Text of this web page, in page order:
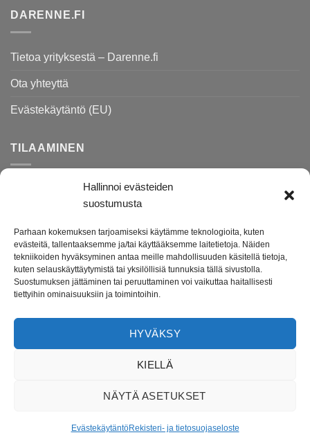
Hallinnoi evästeiden
suostumusta
Parhaan kokemuksen tarjoamiseksi käytämme teknologioita, kuten
evästeitä, tallentaaksemme ja/tai käyttääksemme laitetietoja. Näiden
tekniikoiden hyväksyminen antaa meille mahdollisuuden käsitellä tietoja,
kuten selauskäyttäytymistä tai yksilöllisiä tunnuksia tällä sivustolla.
Suostumuksen jättäminen tai peruuttaminen voi vaikuttaa haitallisesti
tiettyihin ominaisuuksiin ja toimintoihin.
HYVÄKSY
KIELLÄ
NÄYTÄ ASETUKSET
EvästekäytäntöRekisteri- ja tietosuojaseloste
DARENNE.FI
Tietoa yrityksestä – Darenne.fi
Ota yhteyttä
Evästekäytäntö (EU)
TILAAMINEN
Rekisteri- ja tietosuojaseloste
Palautusohjeet
Darenne.fi on lahjatavara- ja lifestyleputiikki verkossa.
ympäri vuorokauden ja toimitusaika tuotteillemme on vain 1-4
meille saapuneitä paketteja sekä pakettien täytteitä.
Copyright © 2025 Darenne.fi